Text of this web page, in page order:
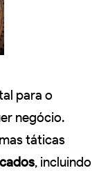
para o
negócio.
táticas
, incluindo